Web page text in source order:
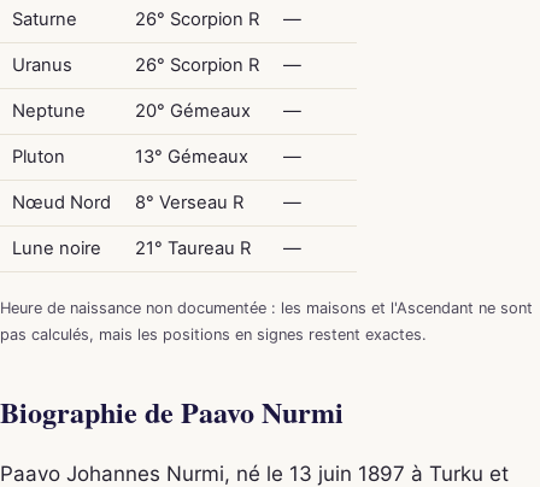
Saturne 26° Scorpion R —
Uranus 26° Scorpion R —
Neptune 20° Gémeaux —
Pluton 13° Gémeaux —
Nœud Nord 8° Verseau R —
Lune noire 21° Taureau R —
Heure de naissance non documentée : les maisons et l'Ascendant ne sont
pas calculés, mais les positions en signes restent exactes.
Biographie de Paavo Nurmi
Paavo Johannes Nurmi, né le 13 juin 1897 à Turku et